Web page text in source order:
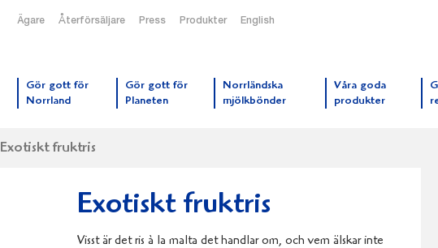
Ägare Återförsäljare Press Produkter English
Gör gott för
Norrland
Gör gott för
Planeten
Norrländska
mjölkbönder
Våra goda
produkter
Exotiskt fruktris
Exotiskt fruktris
Visst är det ris à la malta det handlar om, och vem älskar inte